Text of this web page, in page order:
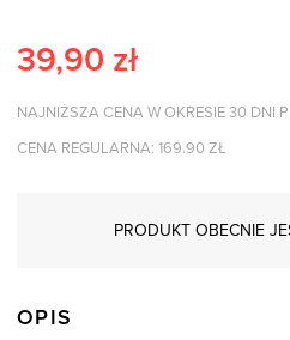
39,90 zł
NAJNIŻSZA CENA W OKRESIE 30 DNI
CENA REGULARNA: 169.90 ZŁ
PRODUKT OBECNIE
OPIS